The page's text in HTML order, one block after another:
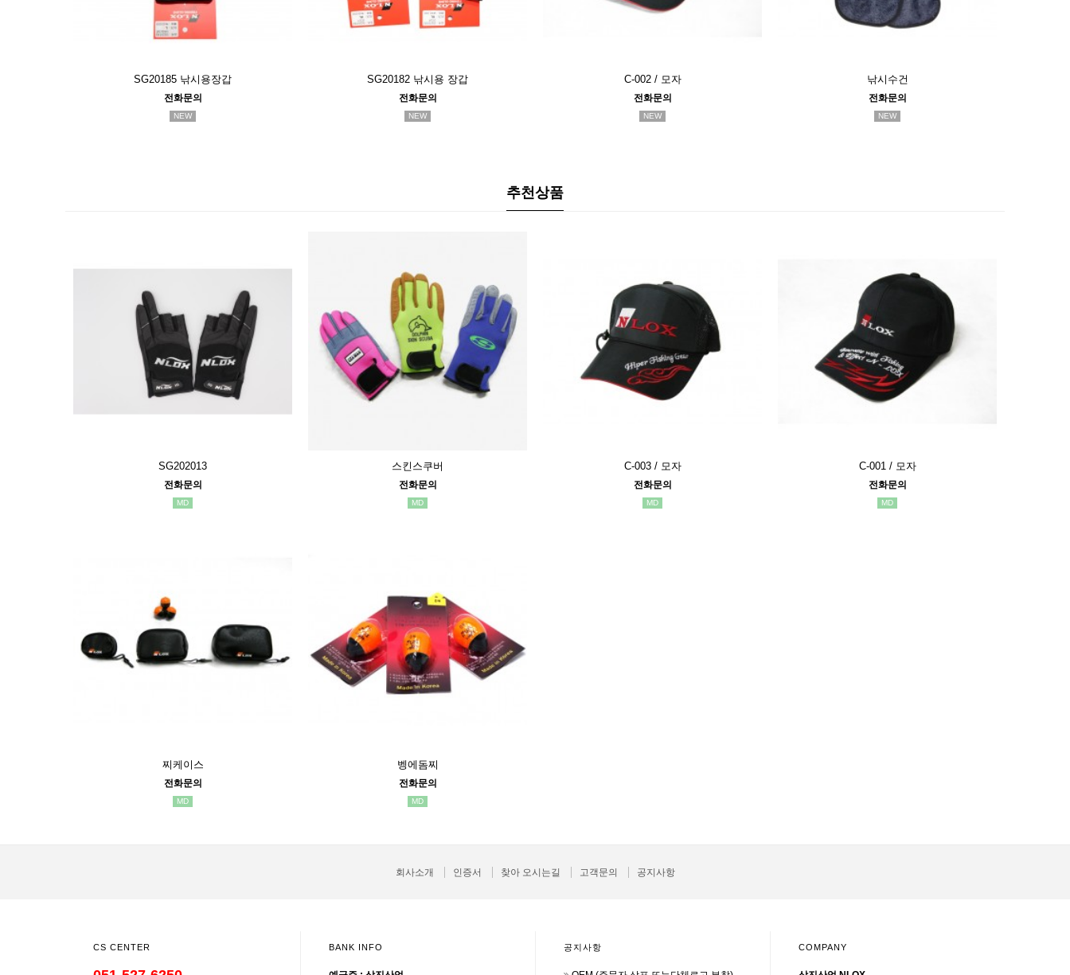
SG20185 낚시용장갑
전화문의
NEW
SG20182 낚시용 장갑
전화문의
NEW
C-002 / 모자
전화문의
NEW
낚시수건
전화문의
NEW
추천상품
SG202013
전화문의
MD
스킨스쿠버
전화문의
MD
C-003 / 모자
전화문의
MD
C-001 / 모자
전화문의
MD
찌케이스
전화문의
MD
벵에돔찌
전화문의
MD
회사소개 인증서 찾아 오시는길 고객문의 공지사항
CS CENTER BANK INFO 공지사항 COMPANY